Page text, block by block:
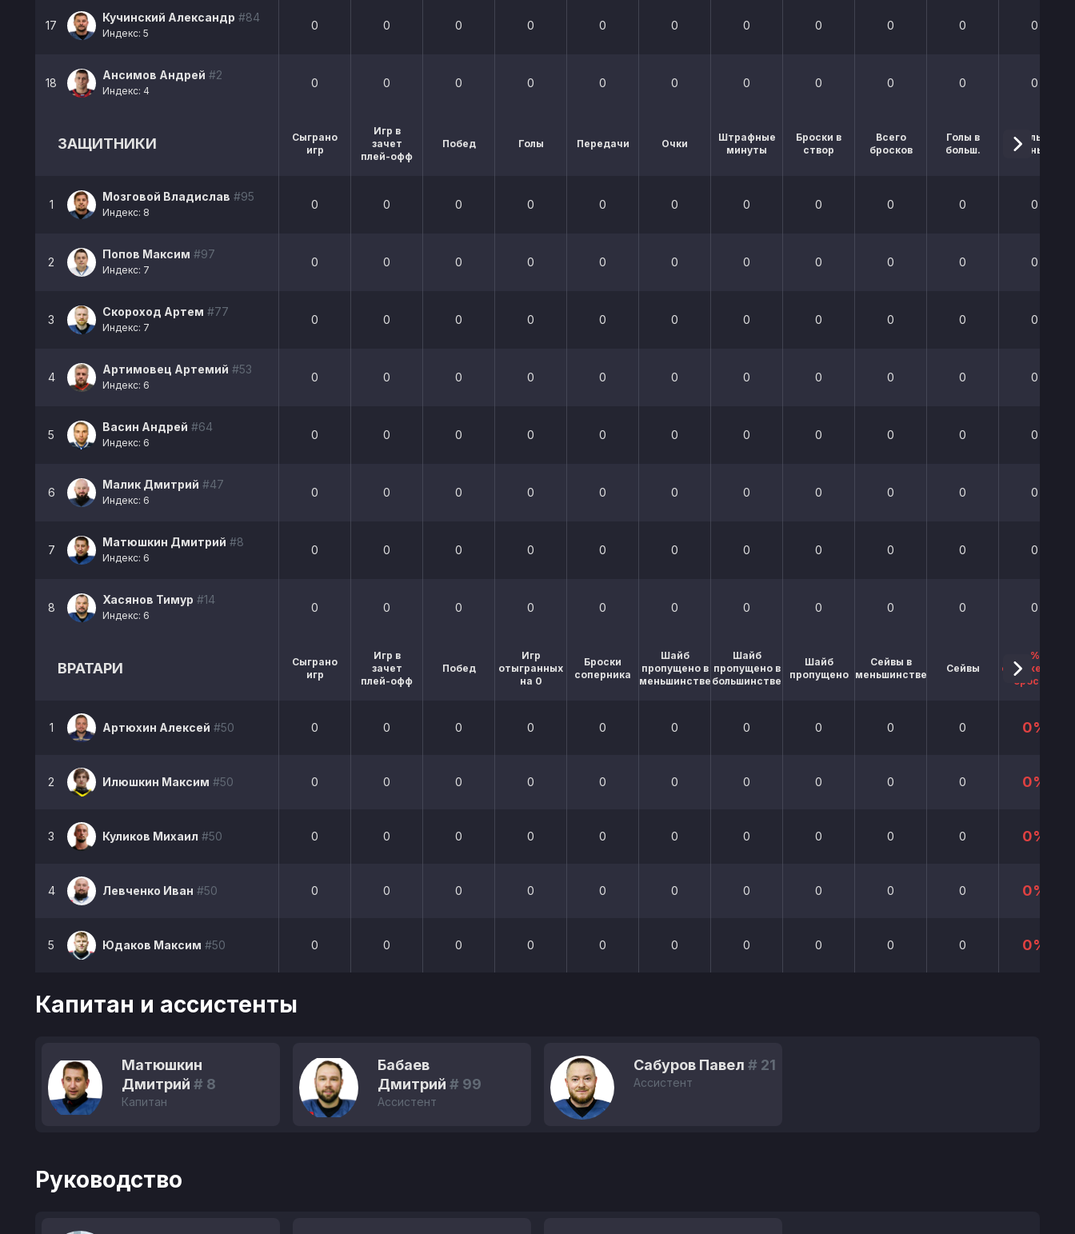
17
Кучинский Александр #84
Индекс: 5
0 0 0 0 0 0 0 0 0 0 0
18
Ансимов Андрей #2
Индекс: 4
0 0 0 0 0 0 0 0 0 0 0
ЗАЩИТНИКИ
Сыграно
игр
Игр в
зачет
плей-офф
Побед Голы Передачи Очки
Штрафные
минуты
Броски в
створ
Всего
бросков
Голы в
больш.
Голы в
меньш.
1
Мозговой Владислав #95
Индекс: 8
0 0 0 0 0 0 0 0 0 0 0
2
Попов Максим #97
Индекс: 7
0 0 0 0 0 0 0 0 0 0 0
3
Скороход Артем #77
Индекс: 7
0 0 0 0 0 0 0 0 0 0 0
4
Артимовец Артемий #53
Индекс: 6
0 0 0 0 0 0 0 0 0 0 0
5
Васин Андрей #64
Индекс: 6
0 0 0 0 0 0 0 0 0 0 0
6
Малик Дмитрий #47
Индекс: 6
0 0 0 0 0 0 0 0 0 0 0
7
Матюшкин Дмитрий #8
Индекс: 6
0 0 0 0 0 0 0 0 0 0 0
8
Хасянов Тимур #14
Индекс: 6
0 0 0 0 0 0 0 0 0 0 0
ВРАТАРИ
Сыграно
игр
Игр в
зачет
плей-офф
Побед
Игр
отыгранных
на 0
Броски
соперника
Шайб
пропущено в
меньшинстве
Шайб
пропущено в
большинстве
Шайб
пропущено
Сейвы в
меньшинстве
Сейвы
%
отраженных
бросков
1 Артюхин Алексей #50 0 0 0 0 0 0 0 0 0 0 0%
2 Илюшкин Максим #50 0 0 0 0 0 0 0 0 0 0 0%
3 Куликов Михаил #50 0 0 0 0 0 0 0 0 0 0 0%
4 Левченко Иван #50 0 0 0 0 0 0 0 0 0 0 0%
5 Юдаков Максим #50 0 0 0 0 0 0 0 0 0 0 0%
Капитан и ассистенты
Матюшкин
Дмитрий # 8
Капитан
Бабаев
Дмитрий # 99
Ассистент
Сабуров Павел # 21
Ассистент
Руководство